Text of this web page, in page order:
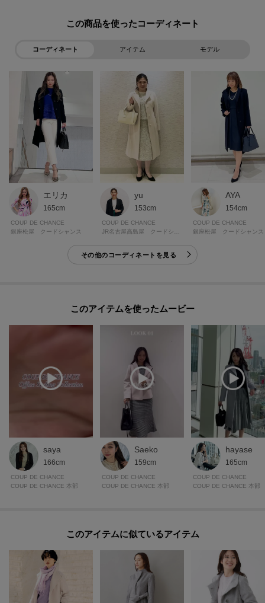
この商品を使った
コーディネート アイテム モデル
エリカ
165cm
COUP DE CHANCE
銀座松屋 クードシャンス
yu
153cm
COUP DE CHANCE
AYA
154cm
COUP DE CHANCE
銀座松屋 クードシャンス
その他のコーディネートを見る
このアイテムを使ったムービー
saya
166cm
COUP DE CHANCE
COUP DE CHANCE 本部
Saeko
159cm
COUP DE CHANCE
COUP DE CHANCE 本部
hayase
165cm
COUP DE CHANCE
COUP DE CHANCE 本部
このアイテムに似ているアイテム